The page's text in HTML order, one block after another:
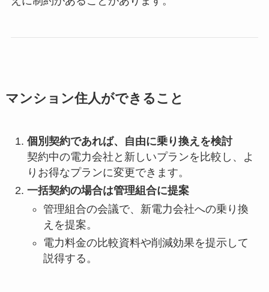
マンション住人ができること
個別契約であれば、自由に乗り換えを検討
契約中の電力会社と新しいプランを比較し、よ
りお得なプランに変更できます。
一括契約の場合は管理組合に提案
管理組合の会議で、新電力会社への乗り換
えを提案。
電力料金の比較資料や削減効果を提示して
説得する。